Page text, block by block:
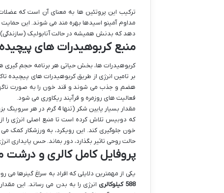
ترکیب این پروتئین ها به معنای آن است که
مداوم آمینو اسیدها بهره مند می شوند. این
دهد که بدنش همیشه در حالت آنابولیک (سازندگی)
منبع کربوهیدرات های
کربوهیدرات ها، بخش حیاتی هر برنامه حجم
بر تامین انرژی از طریق کربوهیدرات های پیچیده
هضم و جذب می شوند و قند خون را به صورت ناگهانی
فعالیت های روزمره و فرآیند ریکاوری می شود.
که دوبیس تلاش کرده است تا منبع اصلی انرژی را
خون جلوگیری کند. این رویکرد، به ورزشکار کمک می
حالت روحی تاثیر بگذارد، دور بماند. حس پایداری
پروفایل کامل کالری و
یکی از مهمترین دلایلی که افراد به سراغ گینرها می
588 کیلوکالری
انرژی را به بدن می رساند. این